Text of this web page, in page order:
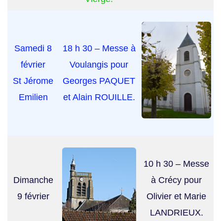
Samedi 8
février
St Jérome
Emilien
18 h 30 – Messe à
Voulangis pour
Georges PAQUET
et Alain ROUILLE.
Dimanche
9 février
10 h 30 – Messe
à Crécy pour
Olivier et Marie
LANDRIEUX.